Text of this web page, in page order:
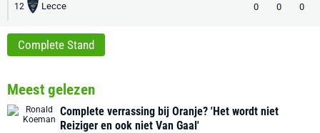
12 Lecce 0 0 0
Complete Stand
Meest gelezen
Complete verrassing bij Oranje? 'Het wordt niet
Reiziger en ook niet Van Gaal'